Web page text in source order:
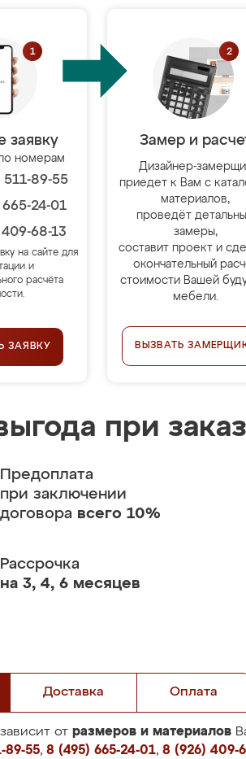
заявку
номерам
89-55
24-01
68-13
на сайте для
и
расчёта
ЗАЯВКУ
Замер и
Дизайнер-
приедет к Вам с
материалов,
проведёт
замеры,
составит проект и
окончательный
стоимости Вашей
мебели.
ВЫЗВАТЬ
при
Предоплата
при заключении
договора всего 10%
Рассрочка
на 3, 4, 6 месяцев
Доставка Оплата
от размеров и материалов
89-55, 8 (495) 665-24-01, 8 (926) 409-